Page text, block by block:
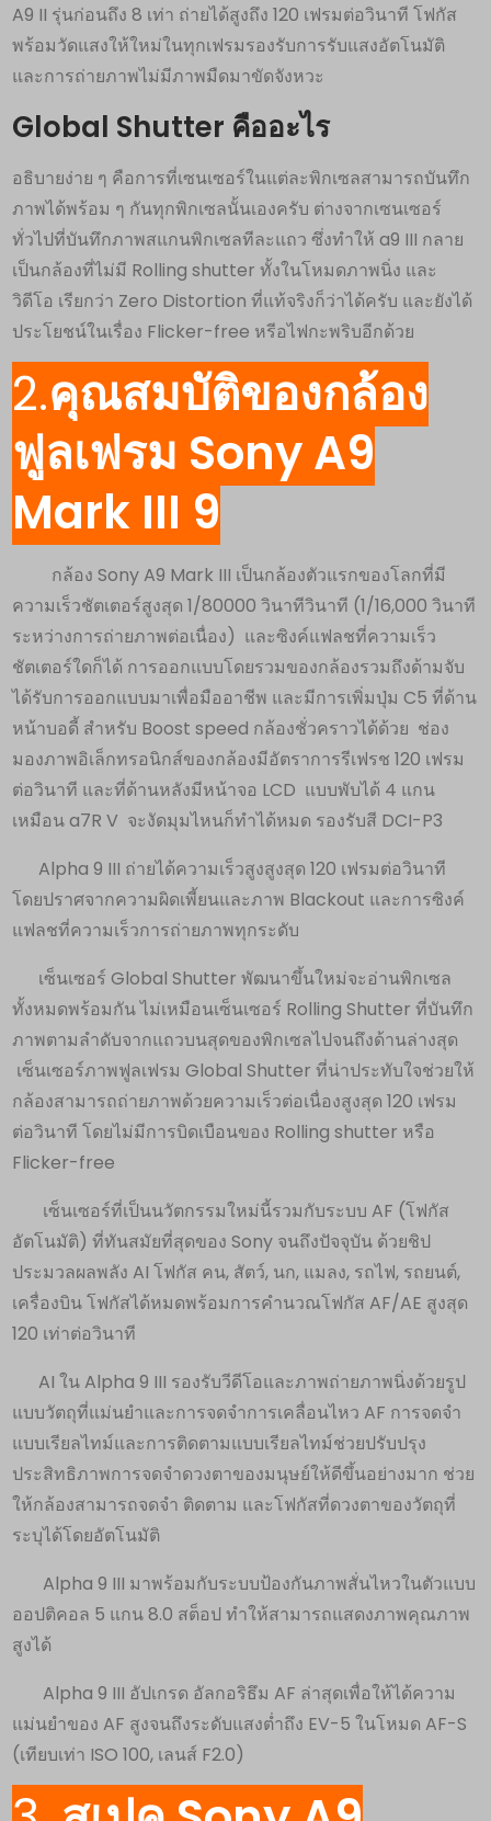
A9 II รุ่นก่อนถึง 8 เท่า ถ่ายได้สูงถึง 120 เฟรมต่อวินาที โฟกัส
พร้อมวัดแสงให้ใหม่ในทุกเฟรมรองรับการรับแสงอัตโนมัติ
และการถ่ายภาพไม่มีภาพมืดมาขัดจังหวะ
Global Shutter คืออะไร
อธิบายง่าย ๆ คือการที่เซนเซอร์ในแต่ละพิกเซลสามารถบันทึก
ภาพได้พร้อม ๆ กันทุกพิกเซลนั้นเองครับ ต่างจากเซนเซอร์
ทั่วไปที่บันทึกภาพสแกนพิกเซลทีละแถว ซึ่งทำให้ a9 III กลาย
เป็นกล้องที่ไม่มี Rolling shutter ทั้งในโหมดภาพนิ่ง และ
วิดีโอ เรียกว่า Zero Distortion ที่แท้จริงก็ว่าได้ครับ และยังได้
ประโยชน์ในเรื่อง Flicker-free หรีอไฟกะพริบอีกด้วย
2.คุณสมบัติของกล้อง
ฟูลเฟรม Sony A9
Mark III 9
กล้อง Sony A9 Mark III เป็นกล้องตัวแรกของโลกที่มี
ความเร็วชัตเตอร์สูงสุด 1/80000 วินาทีวินาที (1/16,000 วินาที
ระหว่างการถ่ายภาพต่อเนื่อง) และซิงค์แฟลชที่ความเร็ว
ชัตเตอร์ใดก็ได้ การออกแบบโดยรวมของกล้องรวมถึงด้ามจับ
ได้รับการออกแบบมาเพื่อมืออาชีพ และมีการเพิ่มปุ่ม C5 ที่ด้าน
หน้าบอดี้ สำหรับ Boost speed กล้องชั่วคราวได้ด้วย ช่อง
มองภาพอิเล็กทรอนิกส์ของกล้องมีอัตราการรีเฟรช 120 เฟรม
ต่อวินาที และที่ด้านหลังมีหน้าจอ LCD แบบพับได้ 4 แกน
เหมือน a7R V จะงัดมุมไหนก็ทำได้หมด รองรับสี DCI-P3
Alpha 9 III ถ่ายได้ความเร็วสูงสูงสุด 120 เฟรมต่อวินาที
โดยปราศจากความผิดเพี้ยนและภาพ Blackout และการซิงค์
แฟลชที่ความเร็วการถ่ายภาพทุกระดับ
เซ็นเซอร์ Global Shutter พัฒนาขึ้นใหม่จะอ่านพิกเซล
ทั้งหมดพร้อมกัน ไม่เหมือนเซ็นเซอร์ Rolling Shutter ที่บันทึก
ภาพตามลำดับจากแถวบนสุดของพิกเซลไปจนถึงด้านล่างสุด
เซ็นเซอร์ภาพฟูลเฟรม Global Shutter ที่น่าประทับใจช่วยให้
กล้องสามารถถ่ายภาพด้วยความเร็วต่อเนื่องสูงสุด 120 เฟรม
ต่อวินาที โดยไม่มีการบิดเบือนของ Rolling shutter หรือ
Flicker-free
เซ็นเซอร์ที่เป็นนวัตกรรมใหม่นี้รวมกับระบบ AF (โฟกัส
อัตโนมัติ) ที่ทันสมัยที่สุดของ Sony จนถึงปัจจุบัน ด้วยชิป
ประมวลผลพลัง AI โฟกัส คน, สัตว์, นก, แมลง, รถไฟ, รถยนต์,
เครื่องบิน โฟกัสได้หมดพร้อมการคำนวณโฟกัส AF/AE สูงสุด
120 เท่าต่อวินาที
AI ใน Alpha 9 III รองรับวีดีโอและภาพถ่ายภาพนิ่งด้วยรูป
แบบวัตถุที่แม่นยำและการจดจำการเคลื่อนไหว AF การจดจำ
แบบเรียลไทม์และการติดตามแบบเรียลไทม์ช่วยปรับปรุง
ประสิทธิภาพการจดจำดวงตาของมนุษย์ให้ดีขึ้นอย่างมาก ช่วย
ให้กล้องสามารถจดจำ ติดตาม และโฟกัสที่ดวงตาของวัตถุที่
ระบุได้โดยอัตโนมัติ
Alpha 9 III มาพร้อมกับระบบป้องกันภาพสั่นไหวในตัวแบบ
ออปติคอล 5 แกน 8.0 สต็อป ทำให้สามารถแสดงภาพคุณภาพ
สูงได้
Alpha 9 III อัปเกรด อัลกอริธึม AF ล่าสุดเพื่อให้ได้ความ
แม่นยำของ AF สูงจนถึงระดับแสงต่ำถึง EV-5 ในโหมด AF-S
(เทียบเท่า ISO 100, เลนส์ F2.0)